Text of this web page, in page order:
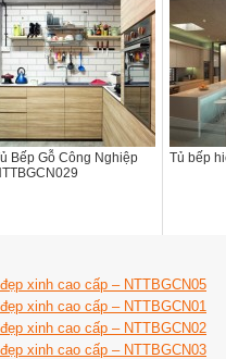
Bếp Gỗ Công Nghiệp
Tủ bếp
xinh cao cấp – NTTBGCN05
xinh cao cấp – NTTBGCN01
xinh cao cấp – NTTBGCN02
xinh cao cấp – NTTBGCN03